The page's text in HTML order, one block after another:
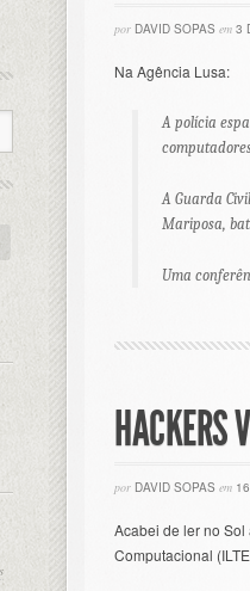
por DAVID SOPAS em 3
Na Agência Lusa:
A polícia
A Guarda
Mariposa,
Uma
HACKERS
por DAVID SOPAS em
Acabei de ler no
Computacional